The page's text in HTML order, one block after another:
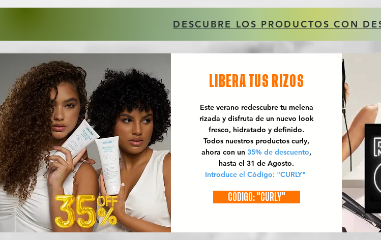
DESCUBRE LOS PRODUCTOS CON
LIBERA TUS RIZOS
Este verano redescubre tu melena
rizada y disfruta de un nuevo look
fresco, hidratado y definido.
Todos nuestros productos curly,
ahora con un 35% de descuento,
hasta el 31 de Agosto.
Introduce el Código: "CURLY"
CÓDIGO: "CURLY"